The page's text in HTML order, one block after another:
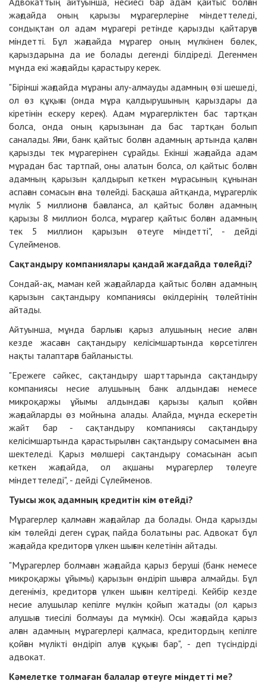
жағдайда оның қарызы мұрагерлеріне міндеттеледі,
сондықтан ол адам мұрагері ретінде қарызды қайтаруға
міндетті. Бұл жағдайда мұрагер оның мүлкінен бөлек,
қарыздарына да ие болады дегенді білдіреді. Дегенмен
мұнда екі жағдайды қарастыру керек.
"Бірінші жағдайда мұраны алу-алмауды адамның өзі шешеді,
ол өз құқығы (онда мұра қалдырушының қарыздары да
кіретінін ескеру керек). Адам мұрагерліктен бас тартқан
болса, онда оның қарызынан да бас тартқан болып
саналады. Яғни, банк қайтыс болған адамның артында қалған
қарызды тек мұрагерінен сұрайды. Екінші жағдайда адам
мұрадан бас тартпай, оны алатын болса, ол қайтыс болған
адамның қарызын қалдырып кеткен мұрасының құнынан
аспаған сомасын ғана төлейді. Басқаша айтқанда, мұрагерлік
мүлік 5 миллионға бағаланса, ал қайтыс болған адамның
қарызы 8 миллион болса, мұрагер қайтыс болған адамның
тек 5 миллион қарызын өтеуге міндетті", - дейді
Сүлейменов.
Сақтандыру компаниялары қандай жағдайда төлейді?
Сондай-ақ, маман кей жағдайларда қайтыс болған адамның
қарызын сақтандыру компаниясы өкілдерінің төлейтінін
айтады.
Айтуынша, мұнда барлығы қарыз алушының несие алған
кезде жасаған сақтандыру келісімшартында көрсетілген
нақты талаптарға байланысты.
"Ережеге сәйкес, сақтандыру шарттарында сақтандыру
компаниясы несие алушының банк алдындағы немесе
микроқаржы ұйымы алдындағы қарызы қалып қойған
жағдайларды өз мойнына алады. Алайда, мұнда ескеретін
жайт бар - cақтандыру компаниясы сақтандыру
келісімшартында қарастырылған сақтандыру сомасымен ғана
шектеледі. Қарыз мөлшері сақтандыру сомасынан асып
кеткен жағдайда, ол ақшаны мұрагерлер төлеуге
міндеттеледі", - дейді Сүлейменов.
Туысы жоқ адамның кредитін кім өтейді?
Мұрагерлер қалмаған жағдайлар да болады. Онда қарызды
кім төлейді деген сұрақ пайда болатыны рас. Адвокат бұл
жағдайда кредиторға үлкен шығын келетінін айтады.
"Мұрагерлер болмаған жағдайда қарыз беруші (банк немесе
микроқаржы ұйымы) қарызын өндіріп шығара алмайды. Бұл
дегеніміз, кредиторға үлкен шығын келтіреді. Кейбір кезде
несие алушылар кепілге мүлкін қойып жатады (ол қарыз
алушыға тиесілі болмауы да мүмкін). Осы жағдайда қарыз
алған адамның мұрагерлері қалмаса, кредитордың кепілге
қойған мүлікті өндіріп алуға құқығы бар", - деп түсіндірді
адвокат.
Кәмелетке толмаған балалар өтеуге міндетті ме?